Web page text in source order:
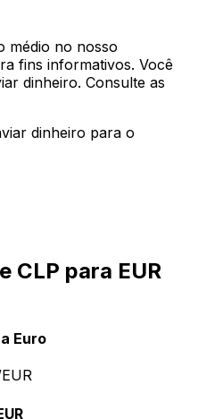
médio no nosso
fins informativos. Você
dinheiro. Consulte as
dinheiro para o
CLP para EUR
Euro